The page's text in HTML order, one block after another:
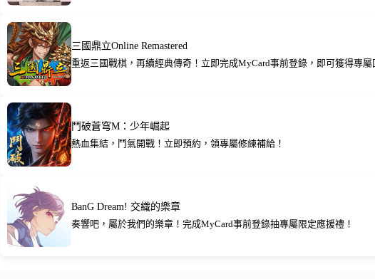
三國鼎立Online Remastered
重返三國戰棋，再續經典傳奇！立即完成MyCard事前登錄，即可獲得專屬
鬥破蒼穹M：少年崛起
熱血集結，鬥氣開戰！立即預約，領專屬修練補給！
BanG Dream! 交織的樂章
奏響吧，屬於我們的樂章！完成MyCard事前登錄抽專屬限定應援禮！